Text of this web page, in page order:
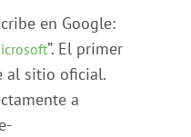
en Google:
”. El primer
al sitio oficial.
a